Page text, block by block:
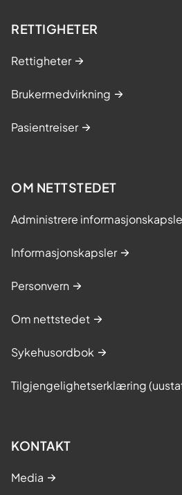
Sykehuset Vestre Viken
2022 med Ph.d-
complications following
Publikasjoner
TKM, Rydevik K,
W, Butt F, Valberg M,
Hoelsbrekken SE.
Surgical Treatment
Apr
35417636.
Barfod KW, Hölmich
14;386(15):1465-
RETTIGHETER
Rettigheter
Brukermedvirkning
Pasientreiser
OM NETTSTEDET
Administrere
Informasjonskapsler
Personvern
Om nettstedet
Sykehusordbok
Tilgjengelighetserklæring
KONTAKT
Media